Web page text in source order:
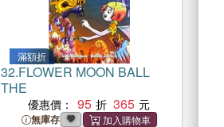
滿額折
32.FLOWER MOON BALL
THE
優惠價： 95 365
無庫存